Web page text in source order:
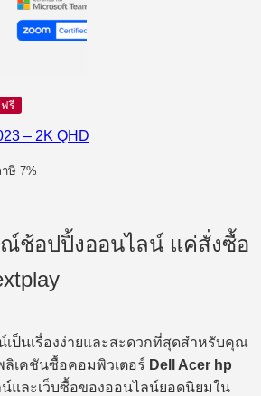
รี
– 2K QHD
ษี 7%
ณ์ช้อปปิ้งออนไลน์ แค่สั่งซื้อ
ป็นเรื่องง่ายและสะดวกที่สุดสำหรับคุณ
ลิเคชันซื้อคอมพิวเตอร์ Dell Acer hp
และเว็บซื้อของออนไลน์ยอดนิยมใน